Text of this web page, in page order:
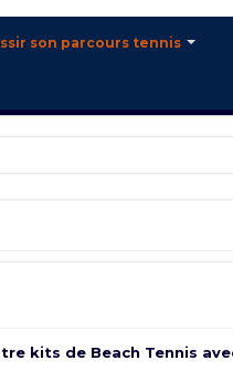
son parcours tennis
kits de Beach Tennis